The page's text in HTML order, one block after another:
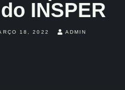
INSPER
18, 2022 ADMIN